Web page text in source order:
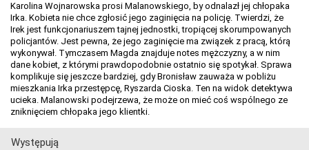
Karolina Wojnarowska prosi Malanowskiego, by odnalazł jej chłopaka
Irka. Kobieta nie chce zgłosić jego zaginięcia na policję. Twierdzi, że
Irek jest funkcjonariuszem tajnej jednostki, tropiącej skorumpowanych
policjantów. Jest pewna, że jego zaginięcie ma związek z pracą, którą
wykonywał. Tymczasem Magda znajduje notes mężczyzny, a w nim
dane kobiet, z którymi prawdopodobnie ostatnio się spotykał. Sprawa
komplikuje się jeszcze bardziej, gdy Bronisław zauważa w pobliżu
mieszkania Irka przestępcę, Ryszarda Cioska. Ten na widok detektywa
ucieka. Malanowski podejrzewa, że może on mieć coś wspólnego ze
zniknięciem chłopaka jego klientki.
Występują